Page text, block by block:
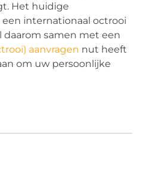
Het huidige
internationaal octrooi
daarom samen met een
aanvragen nut heeft
om uw persoonlijke